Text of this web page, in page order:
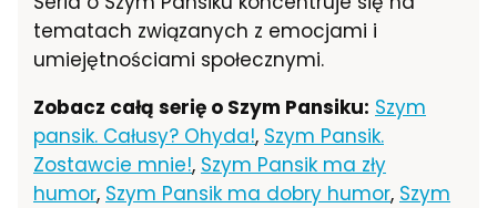
tematach związanych z emocjami i
umiejętnościami społecznymi.
Zobacz całą serię o Szym Pansiku: Szym
pansik. Całusy? Ohyda!, Szym Pansik.
Zostawcie mnie!, Szym Pansik ma zły
humor, Szym Pansik ma dobry humor, Szym